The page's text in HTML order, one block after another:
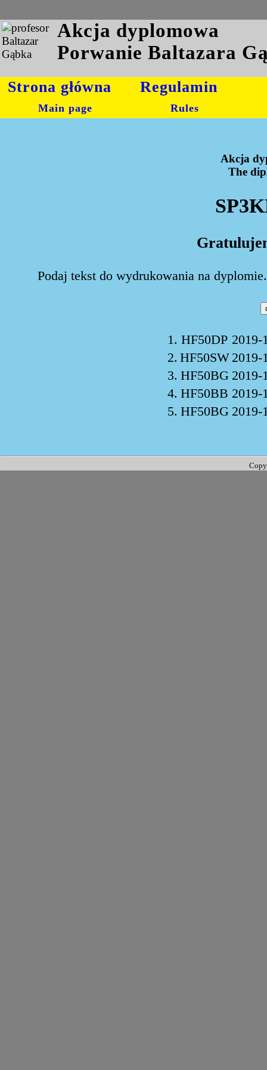
Akcja dyplomowa
Porwanie Baltazara
Strona główna
Main page
Regulamin
Rules
Akcja
The
Podaj tekst do wydrukowania na
1. HF50DP 2019-
2. HF50SW 2019-
3. HF50BG 2019-
4. HF50BB 2019-
5. HF50BG 2019-